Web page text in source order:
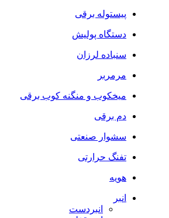
پیستوله برقی
دستگاه پولیش
سنباده لرزان
مرمربر
میخکوب و منگنه کوب برقی
دم برقی
سشوار صنعتی
تفنگ حرارتی
هویه
انبر
انبردست